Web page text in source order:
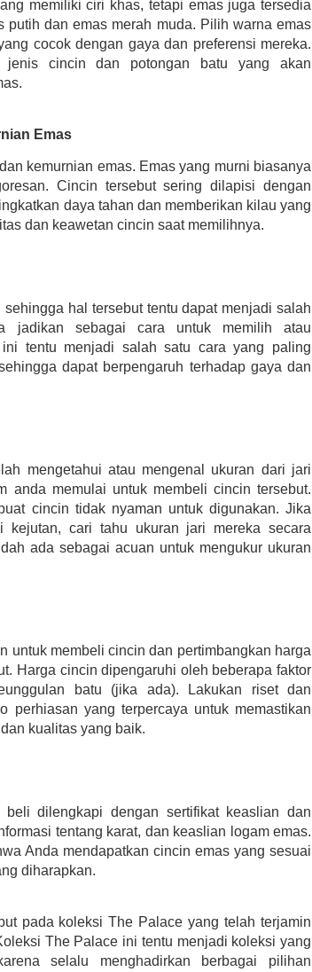
memiliki ciri khas, tetapi emas juga tersedia
dan emas merah muda. Pilih warna emas
cocok dengan gaya dan preferensi mereka.
jenis cincin dan potongan batu yang akan
Emas
kemurnian emas. Emas yang murni biasanya
Cincin tersebut sering dilapisi dengan
daya tahan dan memberikan kilau yang
dan keawetan cincin saat memilihnya.
hal tersebut tentu dapat menjadi salah
jadikan sebagai cara untuk memilih atau
tentu menjadi salah satu cara yang paling
dapat berpengaruh terhadap gaya dan
mengetahui atau mengenal ukuran dari jari
anda memulai untuk membeli cincin tersebut.
cincin tidak nyaman untuk digunakan. Jika
kejutan, cari tahu ukuran jari mereka secara
ada sebagai acuan untuk mengukur ukuran
untuk membeli cincin dan pertimbangkan harga
Harga cincin dipengaruhi oleh beberapa faktor
batu (jika ada). Lakukan riset dan
perhiasan yang terpercaya untuk memastikan
kualitas yang baik.
dilengkapi dengan sertifikat keaslian dan
tentang karat, dan keaslian logam emas.
Anda mendapatkan cincin emas yang sesuai
diharapkan.
pada koleksi The Palace yang telah terjamin
The Palace ini tentu menjadi koleksi yang
selalu menghadirkan berbagai pilihan